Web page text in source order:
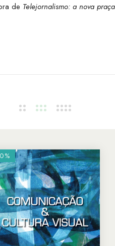
de Telejornalismo: a nova